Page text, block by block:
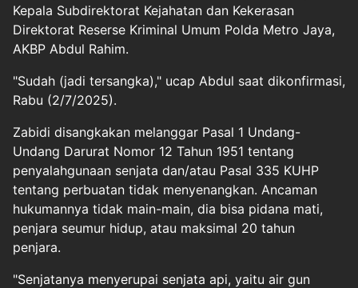
Kepala Subdirektorat Kejahatan dan Kekerasan
Direktorat Reserse Kriminal Umum Polda Metro Jaya,
AKBP Abdul Rahim.
"Sudah (jadi tersangka)," ucap Abdul saat dikonfirmasi,
Rabu (2/7/2025).
Zabidi disangkakan melanggar Pasal 1 Undang-
Undang Darurat Nomor 12 Tahun 1951 tentang
penyalahgunaan senjata dan/atau Pasal 335 KUHP
tentang perbuatan tidak menyenangkan. Ancaman
hukumannya tidak main-main, dia bisa pidana mati,
penjara seumur hidup, atau maksimal 20 tahun
penjara.
"Senjatanya menyerupai senjata api, yaitu air gun